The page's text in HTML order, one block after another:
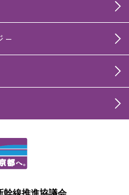
–
幹線推進協議会